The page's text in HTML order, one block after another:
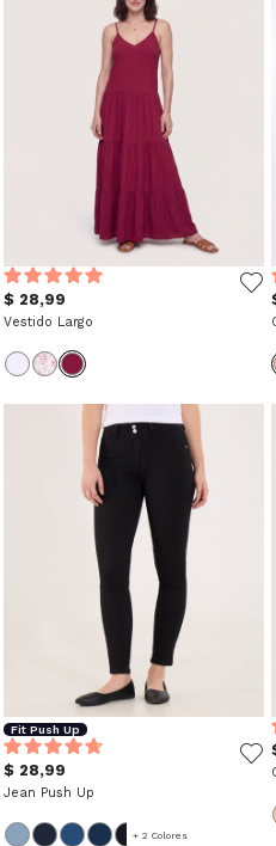
$ 28,99
Vestido Largo
Fit Push Up
$ 28,99
Jean Push Up
+ 2 Colores